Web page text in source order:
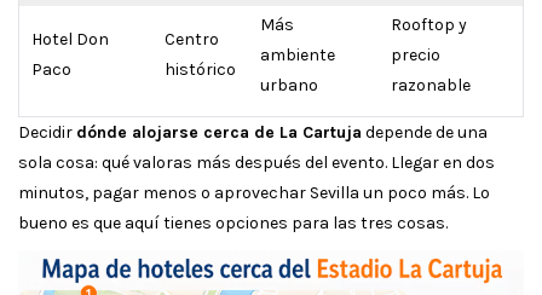
Hotel Don
Paco
Centro
histórico
Más
ambiente
urbano
Rooftop y
precio
razonable
Decidir dónde alojarse cerca de La Cartuja depende de una
sola cosa: qué valoras más después del evento. Llegar en dos
minutos, pagar menos o aprovechar Sevilla un poco más. Lo
bueno es que aquí tienes opciones para las tres cosas.